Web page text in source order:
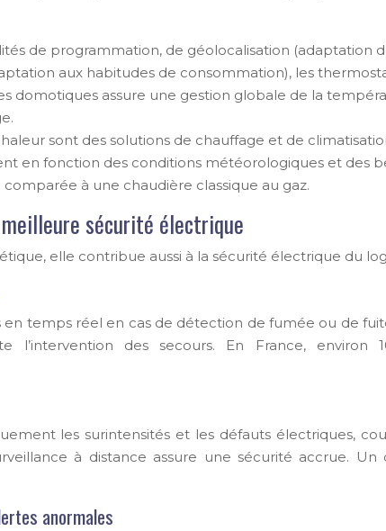
de programmation, de géolocalisation (adaptation
aux habitudes de consommation), les
domotiques assure une gestion globale de la
sont des solutions de chauffage et de
en fonction des conditions météorologiques et des
à une chaudière classique au gaz.
sécurité électrique
elle contribue aussi à la sécurité électrique du
temps réel en cas de détection de fumée ou de
l’intervention des secours. En France,
les surintensités et les défauts électriques,
à distance assure une sécurité accrue.
anormales